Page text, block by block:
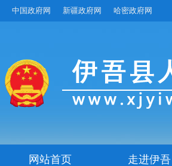
中国政府网 新疆政府网 哈密政府网
网站首页 走进伊吾